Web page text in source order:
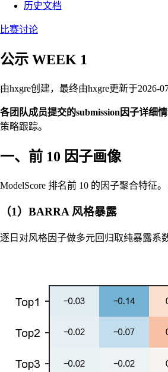
历史文档
比赛讨论
公示 WEEK 1
由hxgre创建，最终由hxgre更新于2026-
各团队成员提交的submission因子详细
策略跟踪。
一、前 10 因子画像
ModelScore 排名前 10 的因子聚合特征
（1）BARRA 风格暴露
逐日对风格因子做多元回归取纯暴露系